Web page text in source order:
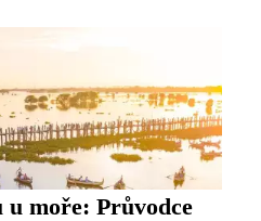
u moře: Průvodce